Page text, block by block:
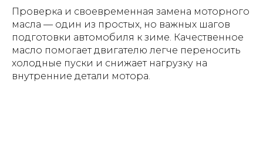
Проверка и своевременная замена моторного
масла — один из простых, но важных шагов
подготовки автомобиля к зиме. Качественное
масло помогает двигателю легче переносить
холодные пуски и снижает нагрузку на
внутренние детали мотора.